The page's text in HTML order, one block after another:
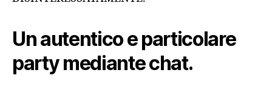
Un autentico e particolare
party mediante chat.